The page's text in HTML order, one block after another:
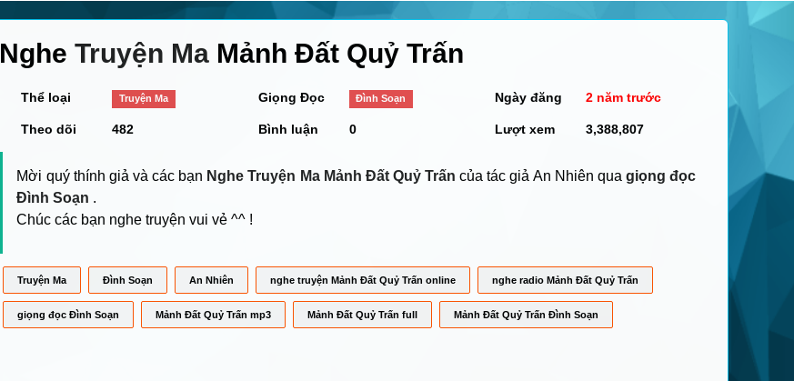
NgheTruyện Ma Mảnh Đất Quỷ Trấn
Thể loại Truyện Ma Giọng Đọc Đình Soạn Ngày đăng 2 năm trước
Theo dõi 482 Bình luận 0 Lượt xem 3,388,807
Mời quý thính giả và các bạn Nghe Truyện Ma Mảnh Đất Quỷ Trấn của tác giả An Nhiên qua giọng đọc
Đình Soạn .
Chúc các bạn nghe truyện vui vẻ ^^ !
Truyện Ma Đình Soạn An Nhiên nghe truyện Mảnh Đất Quỷ Trấn online nghe radio Mảnh Đất Quỷ Trấn
giọng đọc Đình Soạn Mảnh Đất Quỷ Trấn mp3 Mảnh Đất Quỷ Trấn full Mảnh Đất Quỷ Trấn Đình Soạn